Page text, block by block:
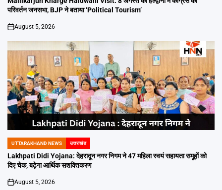
परिवर्तन जनसभा, BJP ने बताया ‘Political Tourism’
on
August 5, 2026
POSTED
IN
UTTARAKHAND NEWS उत्तराखंड
Lakhpati Didi Yojana: देहरादून नगर निगम ने 47 महिला स्वयं सहायता समूहों को
दिए चेक, बढ़ेगा आर्थिक सशक्तिकरण
on
August 5, 2026